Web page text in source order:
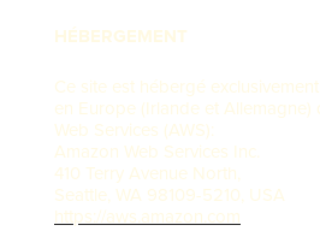
HÉBERGEMENT
Ce site est hébergé
en Europe (Irlande et
Web Services (AWS):
Amazon Web Services Inc.
410 Terry Avenue North,
Seattle, WA 98109-5210, USA
https://aws.amazon.com